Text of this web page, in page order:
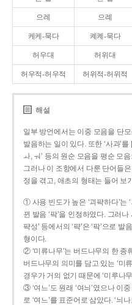
으레 으례
케케-묵다 켸켸-묵다
허우대 허위대
허우적-허우적 허위적-허위적
해설
일부 방언에서는 이중 모음을 단
발음하는 일이 있다. 또한 ‘사과’
ㅘ, ㅝ’ 등의 원순 모음을 평순 모
그러나 이 조항에서 다룬 단어들
정을 겪고, 애초의 형태는 들어 보
① 사용 빈도가 높은 ‘괴퍅하다’는
뀐 발음 ‘팍’을 인정하였다. 그러
퍅성’ 등에서의 ‘퍅’은 ‘팍’으로
형이다.
② ‘미류나무’는 버드나무의 한 종
버드나무의 의미를 담고 있는 ‘미
경우가 거의 없기 때문에 ‘미루나
③ ‘여느’도 원래 ‘여늬’였으나 이
로 ‘여느’를 표준어로 삼았다. ‘늬